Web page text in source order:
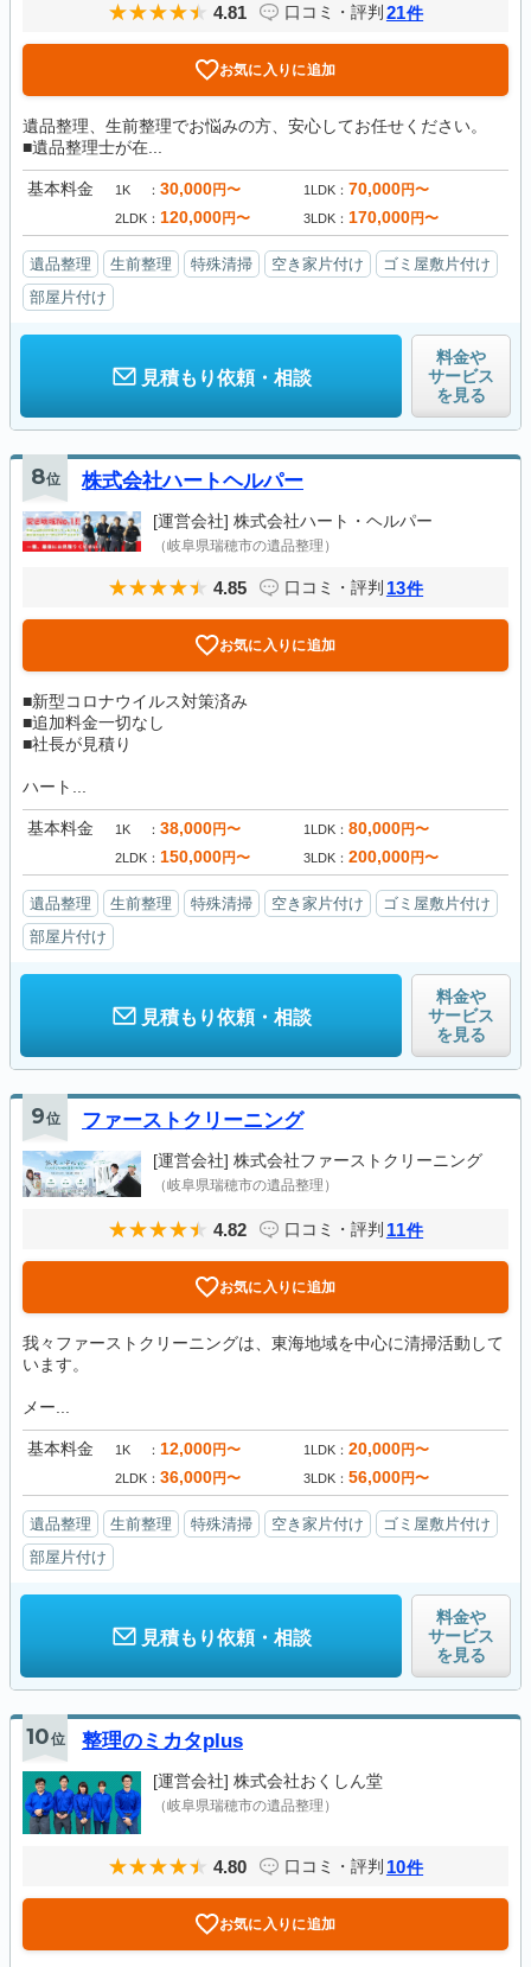
4.81 口コミ・評判 21件
お気に入りに追加
遺品整理、生前整理でお悩みの方、安心してお任せください。
■遺品整理士が在...
基本料金 1K 30,000円〜 1LDK 70,000円〜
2LDK 120,000円〜 3LDK 170,000円〜
遺品整理 生前整理 特殊清掃 空き家片付け
ゴミ屋敷片付け
部屋片付け
見積もり依頼・相談
料金や
サービス
を見る
8位 株式会社ハートヘルパー
[運営会社] 株式会社ハート・ヘルパー
（岐阜県瑞穂市の遺品整理）
4.85 口コミ・評判 13件
お気に入りに追加
■新型コロナウイルス対策済み
■追加料金一切なし
■社長が見積り
ハート...
基本料金 1K 38,000円〜 1LDK 80,000円〜
2LDK 150,000円〜 3LDK 200,000円〜
遺品整理 生前整理 特殊清掃 空き家片付け
ゴミ屋敷片付け
部屋片付け
見積もり依頼・相談
料金や
サービス
を見る
9位 ファーストクリーニング
[運営会社] 株式会社ファーストクリーニング
（岐阜県瑞穂市の遺品整理）
4.82 口コミ・評判 11件
お気に入りに追加
我々ファーストクリーニングは、東海地域を中心に清掃活動して
います。
メー...
基本料金 1K 12,000円〜 1LDK 20,000円〜
2LDK 36,000円〜 3LDK 56,000円〜
遺品整理 生前整理 特殊清掃 空き家片付け
ゴミ屋敷片付け
部屋片付け
見積もり依頼・相談
料金や
サービス
を見る
10位 整理のミカタplus
[運営会社] 株式会社おくしん堂
（岐阜県瑞穂市の遺品整理）
4.80 口コミ・評判 10件
お気に入りに追加